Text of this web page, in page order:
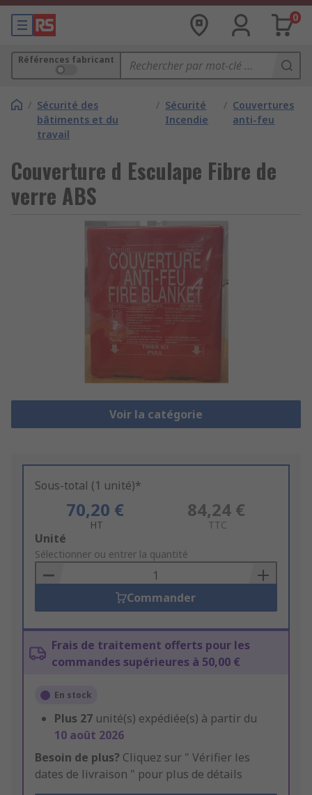
0
Références fabricant
/ Sécurité des
bâtiments et du
travail
/ Sécurité
Incendie
/ Couvertures
anti-feu
Couverture d Esculape Fibre de
verre ABS
Voir la catégorie
Sous-total (1 unité)*
70,20 €
HT
84,24 €
TTC
Add
to
Basket
Unité
Sélectionner ou entrer la quantité
Commander
Frais de traitement offerts pour les
commandes supérieures à 50,00 €
En stock
Plus 27 unité(s) expédiée(s) à partir du
10 août 2026
Besoin de plus? Cliquez sur " Vérifier les
dates de livraison " pour plus de détails